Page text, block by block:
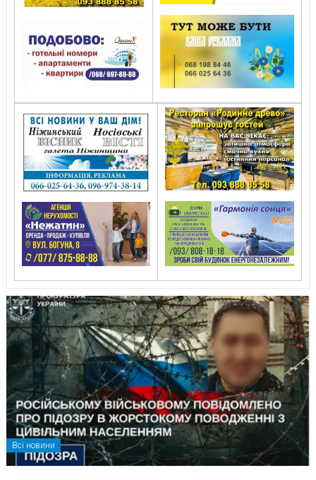
Всі новини